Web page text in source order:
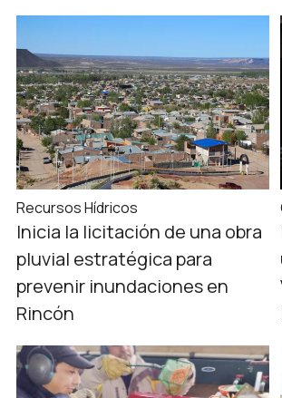
Recursos Hídricos
Inicia la licitación de una obra
pluvial estratégica para
prevenir inundaciones en
Rincón